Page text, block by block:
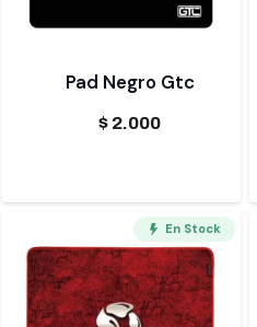
Pad Negro Gtc
$ 2.000
En Stock